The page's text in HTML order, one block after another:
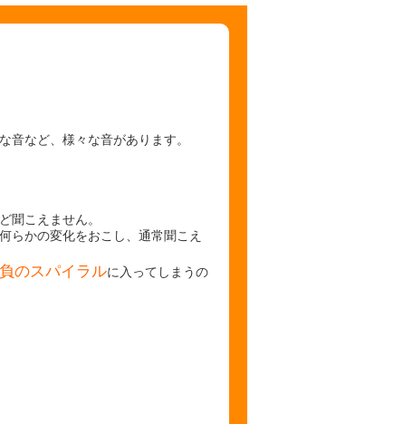
音など、様々な音があります。
聞こえません。
らかの変化をおこし、通常聞こえ
負のスパイラルに入ってしまうの